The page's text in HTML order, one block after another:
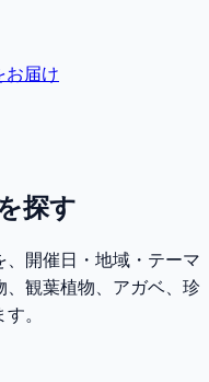
お届け
探す
開催日・地域・テーマ
観葉植物、アガベ、珍
。